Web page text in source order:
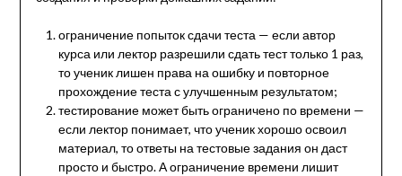
ограничение попыток сдачи теста — если автор
курса или лектор разрешили сдать тест только 1 раз,
то ученик лишен права на ошибку и повторное
прохождение теста с улучшенным результатом;
тестирование может быть ограничено по времени —
если лектор понимает, что ученик хорошо освоил
материал, то ответы на тестовые задания он даст
просто и быстро. А ограничение времени лишит